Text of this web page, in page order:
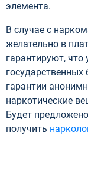
элемента.
В случае с
желательно в
гарантируют,
гарантии
наркотические
Будет
получить